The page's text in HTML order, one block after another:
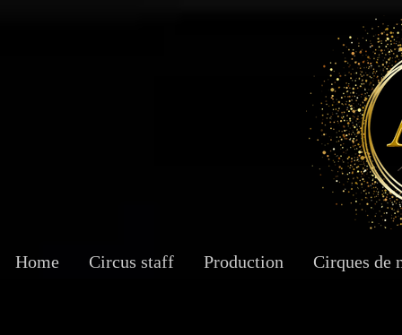
Home Circus staff Production Cirques de